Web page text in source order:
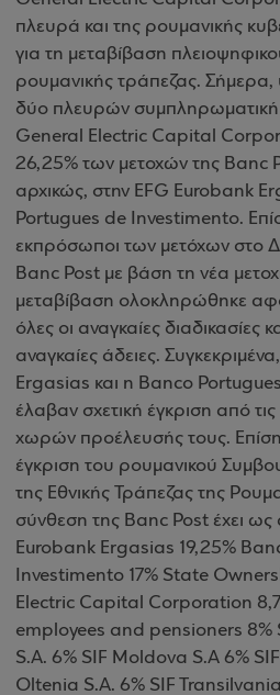
πλευρά και της ρουμανικής
για τη μεταβίβαση
ρουμανικής τράπεζας.
δύο πλευρών συμπληρωματική
General Electric Capital
26,25% των μετοχών της Banc
αρχικώς, στην EFG Eurobank
Portugues de Investimento.
εκπρόσωποι των μετόχων στο
Banc Post με βάση τη νέα
μεταβίβαση ολοκληρώθηκε
όλες οι αναγκαίες διαδικασίες
αναγκαίες άδειες.
Ergasias και η Banco
έλαβαν σχετική έγκριση από
χωρών προέλευσής τους.
έγκριση του ρουμανικού
της Εθνικής Τράπεζας της
σύνθεση της Banc Post έχει
Eurobank Ergasias 19,25%
Investimento 17% State
Electric Capital Corporation
employees and pensioners
S.A. 6% SIF Moldova S.A 6%
Oltenia S.A. 6% SIF